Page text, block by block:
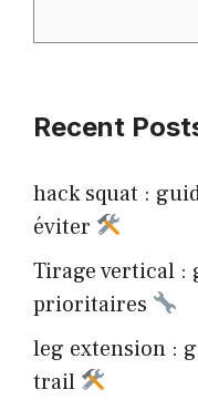
Recent
hack squat :
éviter
Tirage vertical :
prioritaires
leg extension :
trail